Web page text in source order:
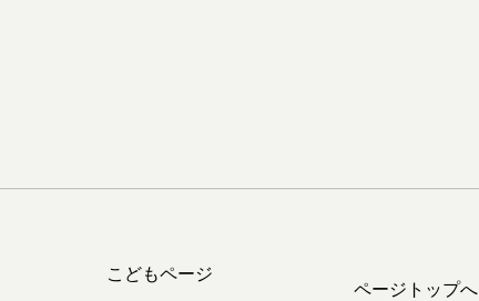
こどもページ
ページトップへ